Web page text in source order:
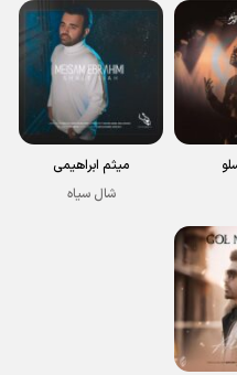
میثم ابراهیمی
شال سیاه